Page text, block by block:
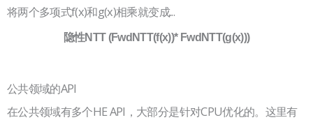
将两个多项式f(x)和g(x)相乘就变成...
隐性NTT (FwdNTT(f(x))* FwdNTT(g(x)))
公共领域的API
在公共领域有多个HE API，大部分是针对CPU优化的。这里有